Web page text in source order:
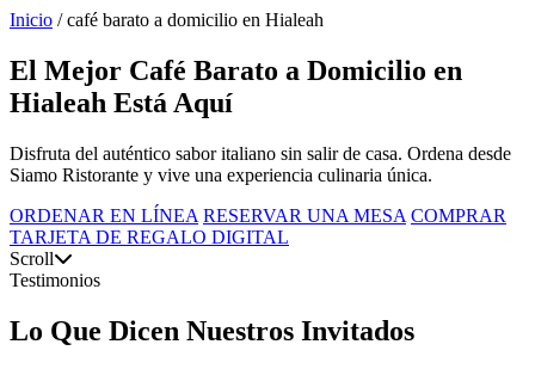
Inicio / café barato a domicilio en Hialeah
El Mejor Café Barato a Domicilio en
Hialeah Está Aquí
Disfruta del auténtico sabor italiano sin salir de casa. Ordena desde
Siamo Ristorante y vive una experiencia culinaria única.
ORDENAR EN LÍNEA RESERVAR UNA MESA COMPRAR
TARJETA DE REGALO DIGITAL
Scroll
Testimonios
Lo Que Dicen Nuestros Invitados